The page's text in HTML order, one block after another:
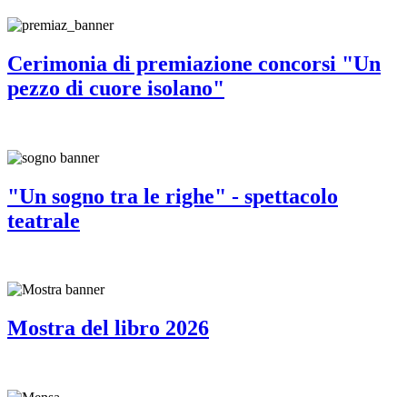
Cerimonia di premiazione concorsi "Un
pezzo di cuore isolano"
"Un sogno tra le righe" - spettacolo
teatrale
Mostra del libro 2026